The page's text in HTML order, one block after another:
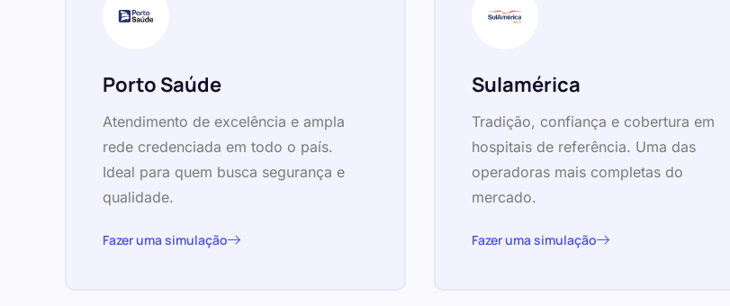
Porto Saúde
Atendimento de excelência e ampla
rede credenciada em todo o país.
Ideal para quem busca segurança e
qualidade.
Fazer uma simulação
Sulamérica
Tradição, confiança e cobertura em
hospitais de referência. Uma das
operadoras mais completas do
mercado.
Fazer uma simulação